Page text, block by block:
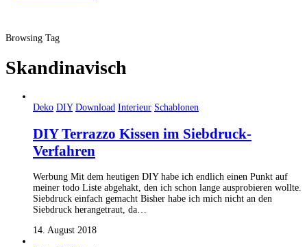
Browsing Tag
Skandinavisch
Deko DIY Download Interieur Schablonen
DIY Terrazzo Kissen im Siebdruck-
Verfahren
Werbung Mit dem heutigen DIY habe ich endlich einen Punkt auf
meiner todo Liste abgehakt, den ich schon lange ausprobieren wollte.
Siebdruck einfach gemacht Bisher habe ich mich nicht an den
Siebdruck herangetraut, da…
14. August 2018